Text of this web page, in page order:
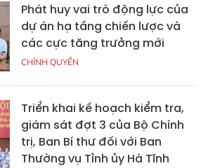
Phát huy vai trò động lực của
dự án hạ tầng chiến lược và
các cực tăng trưởng mới
CHÍNH QUYỀN
Triển khai kế hoạch kiểm tra,
giám sát đợt 3 của Bộ Chính
trị, Ban Bí thư đối với Ban
Thường vụ Tỉnh ủy Hà Tĩnh